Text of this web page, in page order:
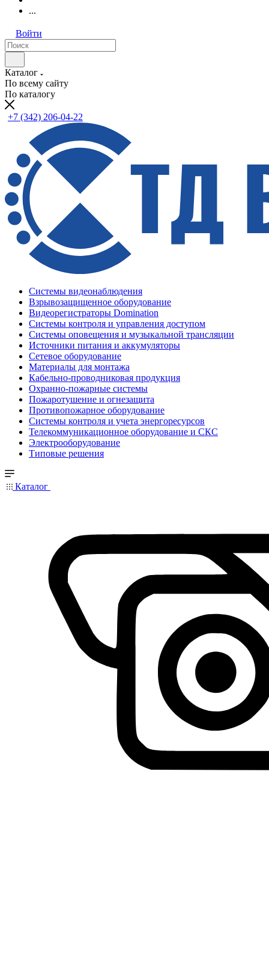
...
Войти
Каталог
По всему сайту
По каталогу
+7 (342) 206-04-22
Системы видеонаблюдения
Взрывозащищенное оборудование
Видеорегистраторы Domination
Системы контроля и управления доступом
Системы оповещения и музыкальной трансляции
Источники питания и аккумуляторы
Сетевое оборудование
Материалы для монтажа
Кабельно-проводниковая продукция
Охранно-пожарные системы
Пожаротушение и огнезащита
Противопожарное оборудование
Системы контроля и учета энергоресурсов
Телекоммуникационное оборудование и СКС
Электрооборудование
Типовые решения
Каталог